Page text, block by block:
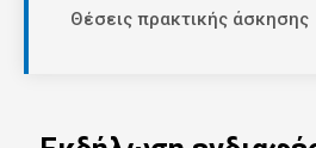
Θέσεις πρακτικής άσκησης